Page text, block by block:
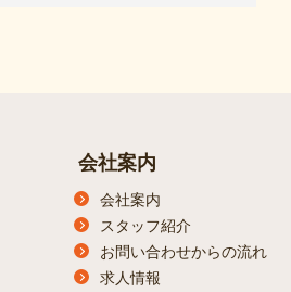
会社案内
会社案内
スタッフ紹介
お問い合わせからの流れ
求人情報